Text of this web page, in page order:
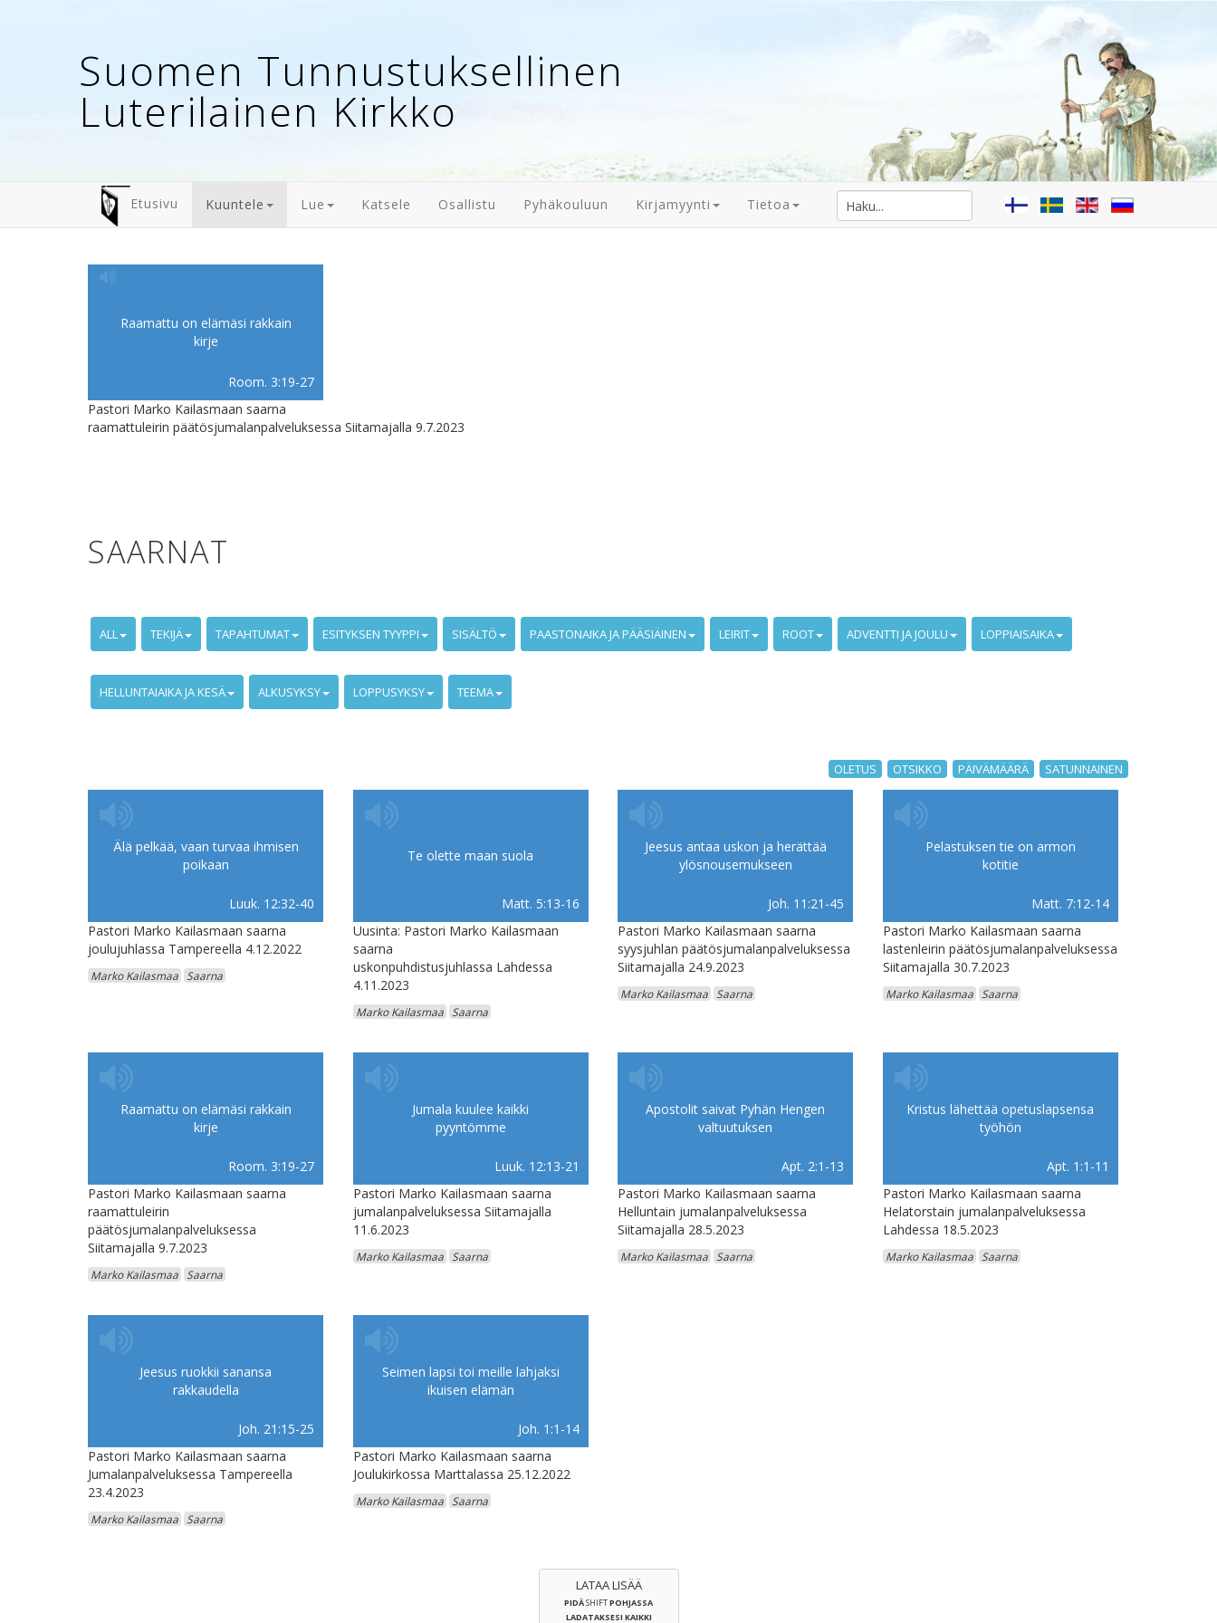
Suomen Tunnustuksellinen
Luterilainen Kirkko
Etusivu Kuuntele Lue Katsele Osallistu Pyhäkouluun Kirjamyynti Tietoa
Raamattu on elämäsi rakkain
kirje
Room. 3:19-27
Pastori Marko Kailasmaan saarna
raamattuleirin päätösjumalanpalveluksessa Siitamajalla 9.7.2023
SAARNAT
ALL TEKIJÄ TAPAHTUMAT ESITYKSEN TYYPPI SISÄLTÖ PAASTONAIKA JA PÄÄSIÄINEN LEIRIT ROOT ADVENTTI JA JOULU LOPPIAISAIKA
HELLUNTAIAIKA JA KESÄ ALKUSYKSY LOPPUSYKSY TEEMA
OLETUS OTSIKKO PÄIVÄMÄÄRÄ SATUNNAINEN
Älä pelkää, vaan turvaa ihmisen
poikaan
Luuk. 12:32-40
Pastori Marko Kailasmaan saarna
joulujuhlassa Tampereella 4.12.2022
Marko Kailasmaa Saarna
Te olette maan suola
Matt. 5:13-16
Uusinta: Pastori Marko Kailasmaan
saarna
uskonpuhdistusjuhlassa Lahdessa
4.11.2023
Marko Kailasmaa Saarna
Jeesus antaa uskon ja herättää
ylösnousemukseen
Joh. 11:21-45
Pastori Marko Kailasmaan saarna
syysjuhlan päätösjumalanpalveluksessa
Siitamajalla 24.9.2023
Marko Kailasmaa Saarna
Pelastuksen tie on armon
kotitie
Matt. 7:12-14
Pastori Marko Kailasmaan saarna
lastenleirin päätösjumalanpalveluksessa
Siitamajalla 30.7.2023
Marko Kailasmaa Saarna
Raamattu on elämäsi rakkain
kirje
Room. 3:19-27
Pastori Marko Kailasmaan saarna
raamattuleirin
päätösjumalanpalveluksessa
Siitamajalla 9.7.2023
Marko Kailasmaa Saarna
Jumala kuulee kaikki
pyyntömme
Luuk. 12:13-21
Pastori Marko Kailasmaan saarna
jumalanpalveluksessa Siitamajalla
11.6.2023
Marko Kailasmaa Saarna
Apostolit saivat Pyhän Hengen
valtuutuksen
Apt. 2:1-13
Pastori Marko Kailasmaan saarna
Helluntain jumalanpalveluksessa
Siitamajalla 28.5.2023
Marko Kailasmaa Saarna
Kristus lähettää opetuslapsensa
työhön
Apt. 1:1-11
Pastori Marko Kailasmaan saarna
Helatorstain jumalanpalveluksessa
Lahdessa 18.5.2023
Marko Kailasmaa Saarna
Jeesus ruokkii sanansa
rakkaudella
Joh. 21:15-25
Pastori Marko Kailasmaan saarna
Jumalanpalveluksessa Tampereella
23.4.2023
Marko Kailasmaa Saarna
Seimen lapsi toi meille lahjaksi
ikuisen elämän
Joh. 1:1-14
Pastori Marko Kailasmaan saarna
Joulukirkossa Marttalassa 25.12.2022
Marko Kailasmaa Saarna
LATAA LISÄÄ
PIDÄSHIFTPOHJASSA
LADATAKSESI KAIKKI